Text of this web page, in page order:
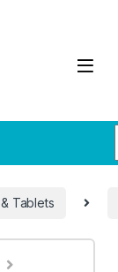
Tablets